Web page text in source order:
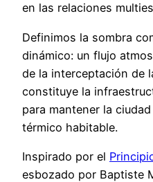
en las relaciones
Definimos la sombra
dinámico: un flujo
de la interceptación de
constituye la
para mantener la
térmico habitable.
Inspirado por el
esbozado por Baptiste